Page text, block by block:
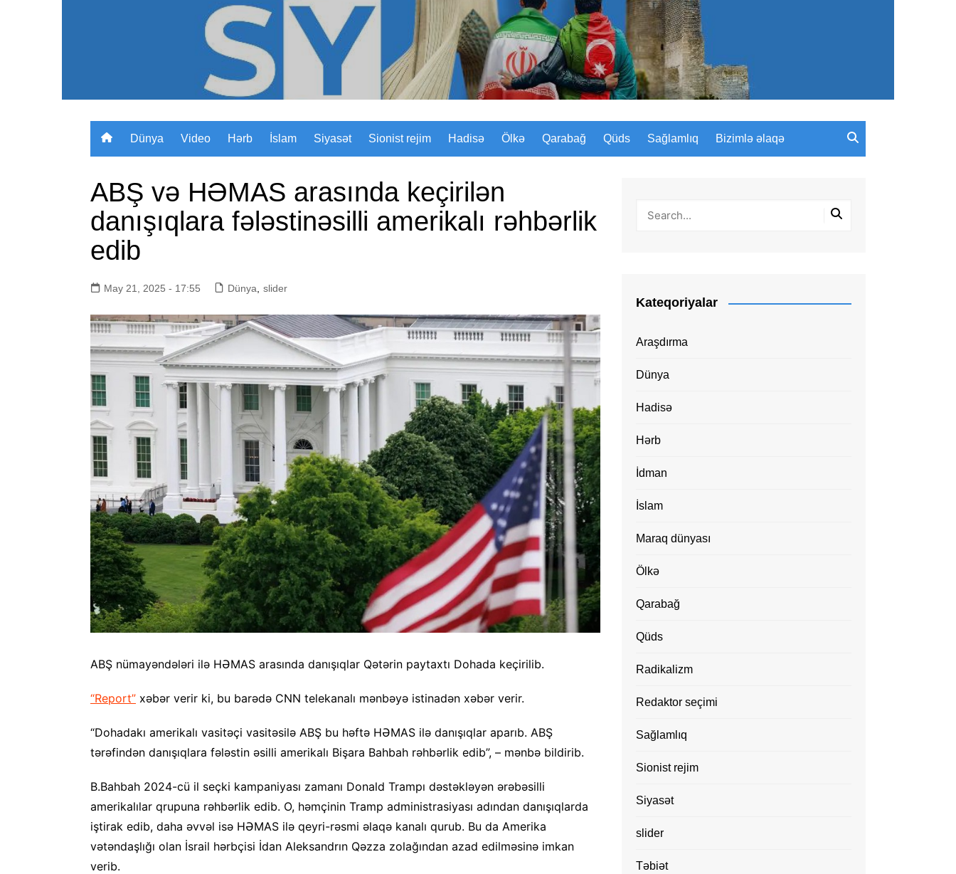
Sizinyol.org
Dünya Video Hərb İslam Siyasət Sionist rejim Hadisə Ölkə Qarabağ Qüds Sağlamlıq Bizimlə əlaqə
ABŞ və HƏMAS arasında keçirilən
danışıqlara fələstinəsilli amerikalı rəhbərlik
edib
May 21, 2025 - 17:55 Dünya slider
ABŞ nümayəndələri ilə HƏMAS arasında danışıqlar Qətərin paytaxtı Dohada keçirilib.
“Report” xəbər verir ki, bu barədə CNN telekanalı mənbəyə istinadən xəbər verir.
“Dohadakı amerikalı vasitəçi vasitəsilə ABŞ bu həftə HƏMAS ilə danışıqlar aparıb. ABŞ
tərəfindən danışıqlara fələstin əsilli amerikalı Bişara Bahbah rəhbərlik edib”, – mənbə bildirib.
B.Bahbah 2024-cü il seçki kampaniyası zamanı Donald Trampı dəstəkləyən ərəbəsilli
amerikalılar qrupuna rəhbərlik edib. O, həmçinin Tramp administrasiyası adından danışıqlarda
iştirak edib, daha əvvəl isə HƏMAS ilə qeyri-rəsmi əlaqə kanalı qurub. Bu da Amerika
vətəndaşlığı olan İsrail hərbçisi İdan Aleksandrın Qəzza zolağından azad edilməsinə imkan
verib.
Kateqoriyalar
Araşdırma
Dünya
Hadisə
Hərb
İdman
İslam
Maraq dünyası
Ölkə
Qarabağ
Qüds
Radikalizm
Redaktor seçimi
Sağlamlıq
Sionist rejim
Siyasət
slider
Təbiət